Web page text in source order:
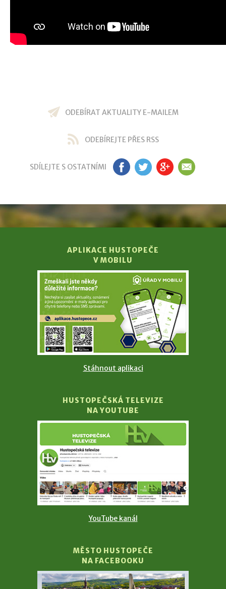
ODEBÍRAT AKTUALITY E-MAILEM
ODEBÍREJTE PŘES RSS
SDÍLEJTE S OSTATNÍMI FB TW GP EM
APLIKACE HUSTOPEČE
V MOBILU
Stáhnout aplikaci
HUSTOPEČSKÁ TELEVIZE
NA YOUTUBE
YouTube kanál
MĚSTO HUSTOPEČE
NA FACEBOOKU